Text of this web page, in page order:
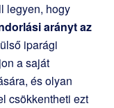
legyen, hogy
arányt az
iparági
a saját
és olyan
csökkentheti ezt